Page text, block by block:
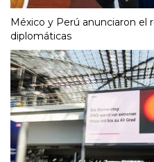
México y Perú anunciaron
diplomáticas